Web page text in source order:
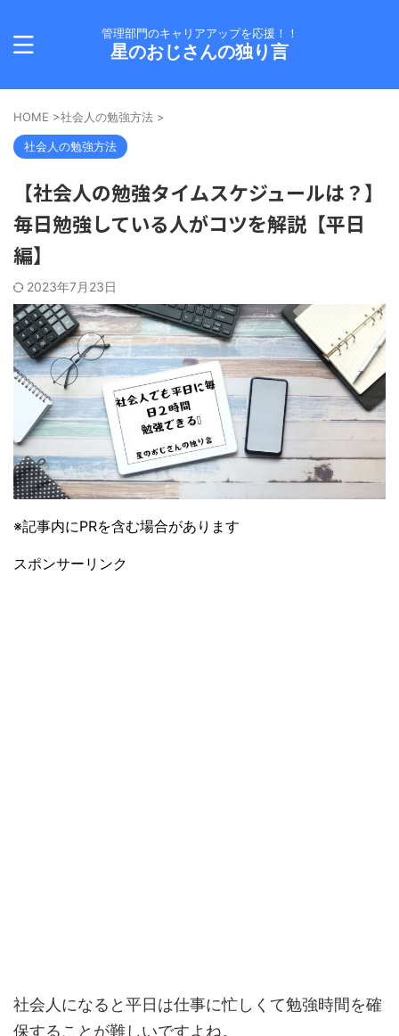
管理部門のキャリアアップを応援！！
星のおじさんの独り言
HOME >社会人の勉強方法 >
社会人の勉強方法
【社会人の勉強タイムスケジュールは？】
毎日勉強している人がコツを解説【平日
編】
2023年7月23日
※記事内にPRを含む場合があります
スポンサーリンク
社会人になると平日は仕事に忙しくて勉強時間を確
保することが難しいですよね。